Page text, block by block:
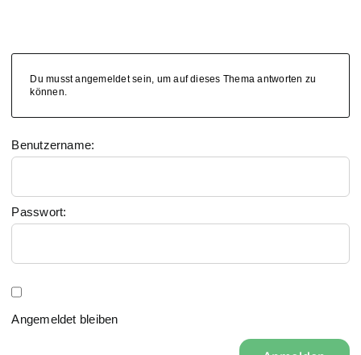
Du musst angemeldet sein, um auf dieses Thema antworten zu
können.
Benutzername:
Passwort:
Angemeldet bleiben